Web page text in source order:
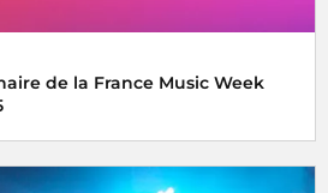
de la France Music Week